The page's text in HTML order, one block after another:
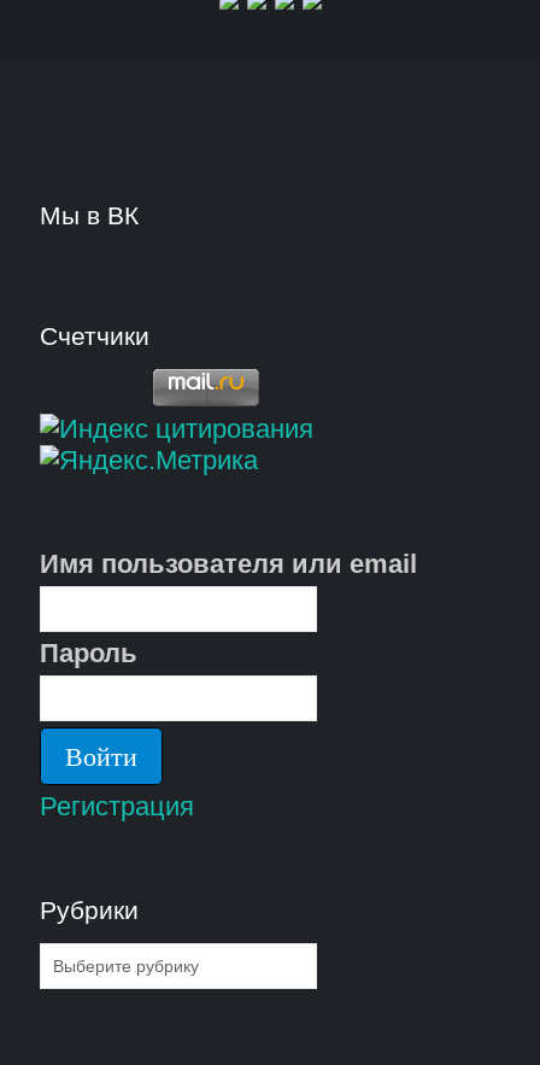
Мы в ВК
Счетчики
Имя пользователя или email
Пароль
Регистрация
Рубрики
Рубрики